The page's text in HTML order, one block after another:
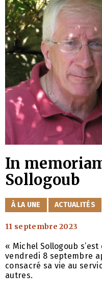
In
Sollogoub
CATÉGORIES
À LA UNE ACTUALITÉS
11 septembre 2023
« Michel Sollogoub
vendredi 8 septembre
consacré sa vie au
autres.